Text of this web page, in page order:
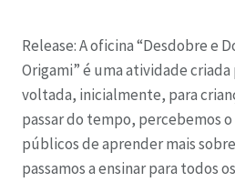
Release: A oficina “Desdobre e
Origami” é uma atividade criada
voltada, inicialmente, para
passar do tempo, percebemos
públicos de aprender mais
passamos a ensinar para todos